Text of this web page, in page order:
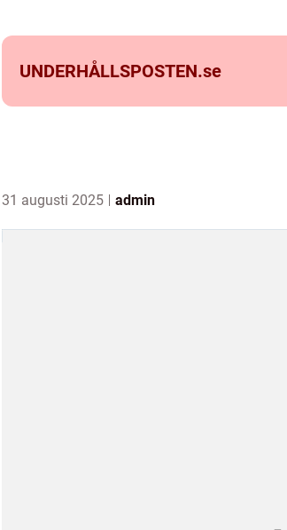
UNDERHÅLLSPOSTEN.se
31 augusti 2025 admin